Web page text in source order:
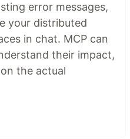
error messages,
your distributed
in chat. MCP can
their impact,
the actual